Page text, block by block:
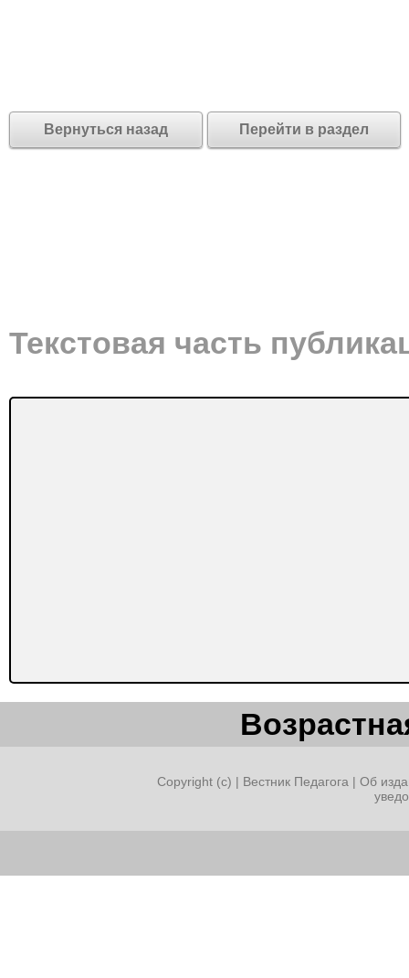
Вернуться назад Перейти в раздел
Текстовая часть
Copyright (c) | Вестник Педагога | Об